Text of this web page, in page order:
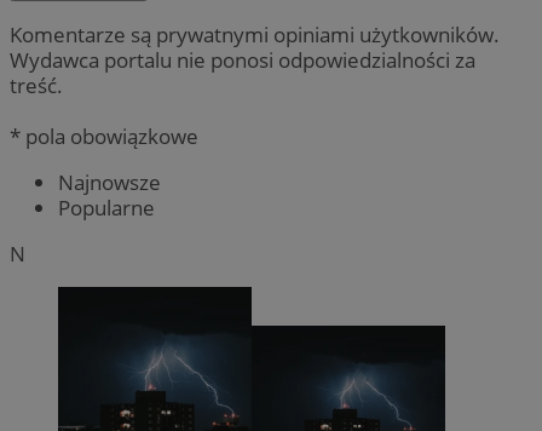
Komentarze są prywatnymi opiniami użytkowników.
Wydawca portalu nie ponosi odpowiedzialności za
treść.
* pola obowiązkowe
Najnowsze
Popularne
N